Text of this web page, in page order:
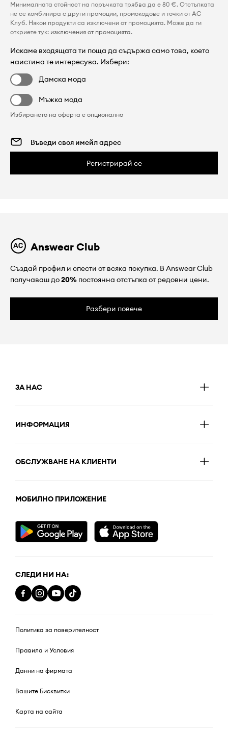
Минималната стойност на поръчката трябва да е 80 €. Отстъпката
не се комбинира с други промоции, промокодове и точки от AC
Клуб. Някои продукти са изключени от промоцията. Може да ги
откриете тук: изключения от промоцията.
Искаме входящата ти поща да съдържа само това, което
наистина те интересува. Избери:
Дамска мода
Мъжка мода
Избирането на оферта е опционално
Регистрирай се
Answear Club
Създай профил и спести от всяка покупка. В Answear Club
получаваш до20% постоянна отстъпка от редовни цени.
Разбери повече
ЗА НАС
ИНФОРМАЦИЯ
ОБСЛУЖВАНЕ НА КЛИЕНТИ
МОБИЛНО ПРИЛОЖЕНИЕ
СЛЕДИ НИ НА:
Политика за поверителност
Правила и Условия
Данни на фирмата
Вашите Бисквитки
Карта на сайта